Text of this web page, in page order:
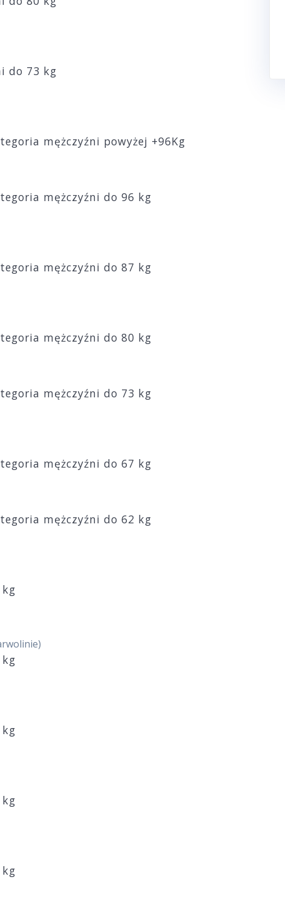
do 73 kg
mężczyźni powyżej +96Kg
mężczyźni do 96 kg
mężczyźni do 87 kg
mężczyźni do 80 kg
mężczyźni do 73 kg
mężczyźni do 67 kg
mężczyźni do 62 kg